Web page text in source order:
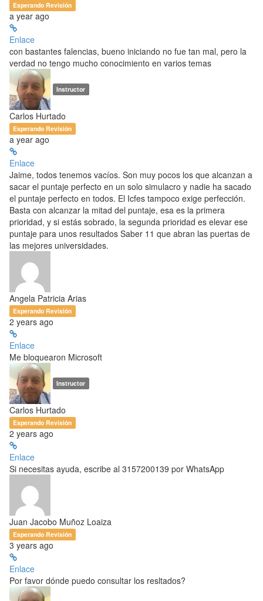
Esperando Revisión
a year ago
Enlace
con bastantes falencias, bueno iniciando no fue tan mal, pero la
verdad no tengo mucho conocimiento en varios temas
Instructor
Carlos Hurtado
Esperando Revisión
a year ago
Enlace
Jaime, todos tenemos vacíos. Son muy pocos los que alcanzan a
sacar el puntaje perfecto en un solo simulacro y nadie ha sacado
el puntaje perfecto en todos. El Icfes tampoco exige perfección.
Basta con alcanzar la mitad del puntaje, esa es la primera
prioridad, y si estás sobrado, la segunda prioridad es elevar ese
puntaje para unos resultados Saber 11 que abran las puertas de
las mejores universidades.
Angela Patricia Arias
Esperando Revisión
2 years ago
Enlace
Me bloquearon Microsoft
Instructor
Carlos Hurtado
Esperando Revisión
2 years ago
Enlace
Si necesitas ayuda, escribe al 3157200139 por WhatsApp
Juan Jacobo Muñoz Loaiza
Esperando Revisión
3 years ago
Enlace
Por favor dónde puedo consultar los resltados?